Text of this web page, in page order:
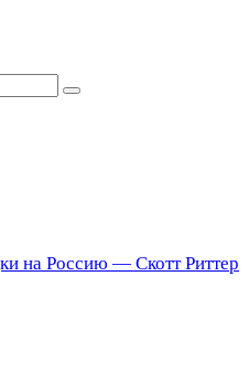
на Россию — Скотт Риттер